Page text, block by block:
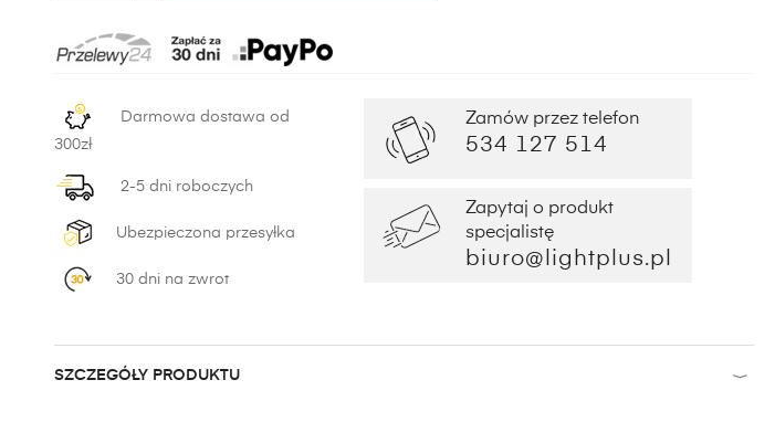
Darmowa dostawa od
300zł
2-5 dni roboczych
Ubezpieczona przesyłka
30 dni na zwrot
Zamów przez telefon
534 127 514
Zapytaj o produkt
specjalistę
biuro@lightplus.pl
SZCZEGÓŁY PRODUKTU